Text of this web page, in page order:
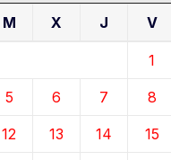
M X J V
1
5 6 7 8
12 13 14 15